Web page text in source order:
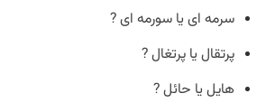
سرمه ای یا سورمه ای ?
پرتقال یا پرتغال ?
هایل یا حائل ?